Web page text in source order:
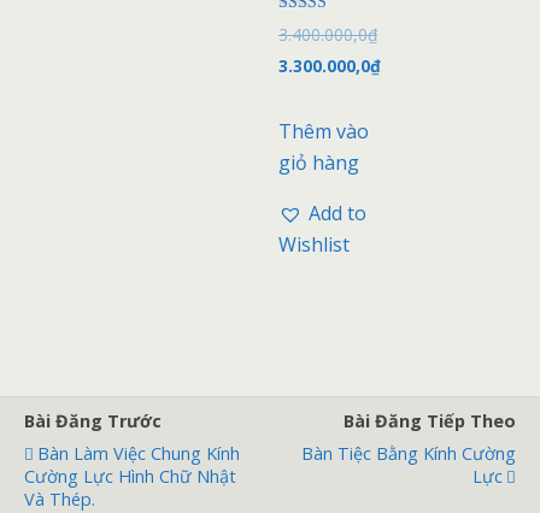
Được xếp
hạng
4.67
5 sao
3.400.000,0₫
3.300.000,0₫
Thêm vào
giỏ hàng
Add to
Wishlist
Bài Đăng Trước
Bàn Làm Việc Chung Kính
Cường Lực Hình Chữ Nhật
Và Thép.
Bài Đăng Tiếp Theo
Bàn Tiệc Bằng Kính Cường
Lực